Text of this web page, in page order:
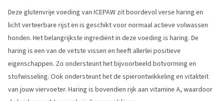
Deze glutenvrije voeding van ICEPAW zit boordevol verse haring en
licht verteerbare rijst en is geschikt voor normaal actieve volwassen
honden. Het belangrijkste ingrediënt in deze voeding is haring. De
haring is een van de vetste vissen en heeft allerlei positieve
eigenschappen. Zo ondersteunt het bijvoorbeeld botvorming en
stofwisseling. Ook ondersteunt het de spierontwikkeling en vitaliteit
van jouw viervoeter. Haring is bovendien rijk aan vitamine A, waardoor